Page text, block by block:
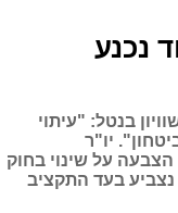
נכנע
בנטל: "עיתוי
יו"ר
הצבעה על שינוי בחוק
בעד התקציב